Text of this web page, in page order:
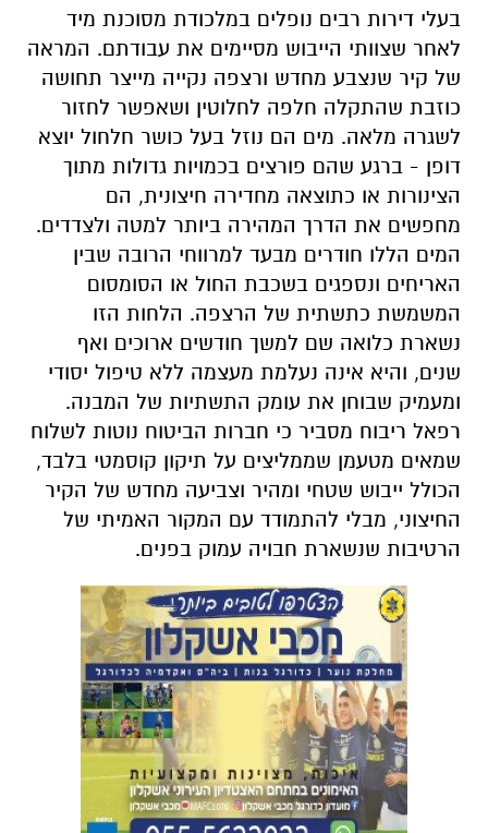
בעלי דירות רבים נופלים במלכודת מסוכנת מיד
לאחר שצוותי הייבוש מסיימים את עבודתם. המראה
של קיר שנצבע מחדש ורצפה נקייה מייצר תחושה
כוזבת שהתקלה חלפה לחלוטין ושאפשר לחזור
לשגרה מלאה. מים הם נוזל בעל כושר חלחול יוצא
דופן - ברגע שהם פורצים בכמויות גדולות מתוך
הצינורות או כתוצאה מחדירה חיצונית, הם
מחפשים את הדרך המהירה ביותר למטה ולצדדים.
המים הללו חודרים מבעד למרווחי הרובה שבין
האריחים ונספגים בשכבת החול או הסומסום
המשמשת כתשתית של הרצפה. הלחות הזו
נשארת כלואה שם למשך חודשים ארוכים ואף
שנים, והיא אינה נעלמת מעצמה ללא טיפול יסודי
ומעמיק שבוחן את עומק התשתיות של המבנה.
רפאל ריבוח מסביר כי חברות הביטוח נוטות לשלוח
שמאים מטעמן שממליצים על תיקון קוסמטי בלבד,
הכולל ייבוש שטחי ומהיר וצביעה מחדש של הקיר
החיצוני, מבלי להתמודד עם המקור האמיתי של
הרטיבות שנשארת חבויה עמוק בפנים.